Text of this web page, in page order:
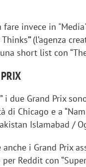
fare invece in
Thinks”(l’agenza
short list con
i due Grand Prix
di Chicago e a
Islamabad /
anche i Grand Prix
per Reddit con
Viora di
creatività resta
il talento»